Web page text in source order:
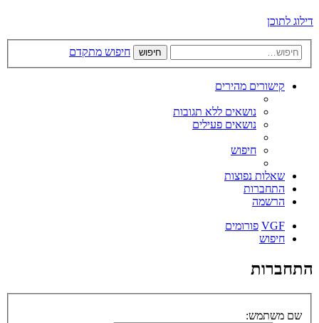
דילוג לתוכן
חיפוש חיפוש מתקדם
קישורים מהירים
נושאים ללא תגובות
נושאים פעילים
חיפוש
שאלות נפוצות
התחברות
הרשמה
VGF פורומים
חיפוש
התחברות
שם משתמש: